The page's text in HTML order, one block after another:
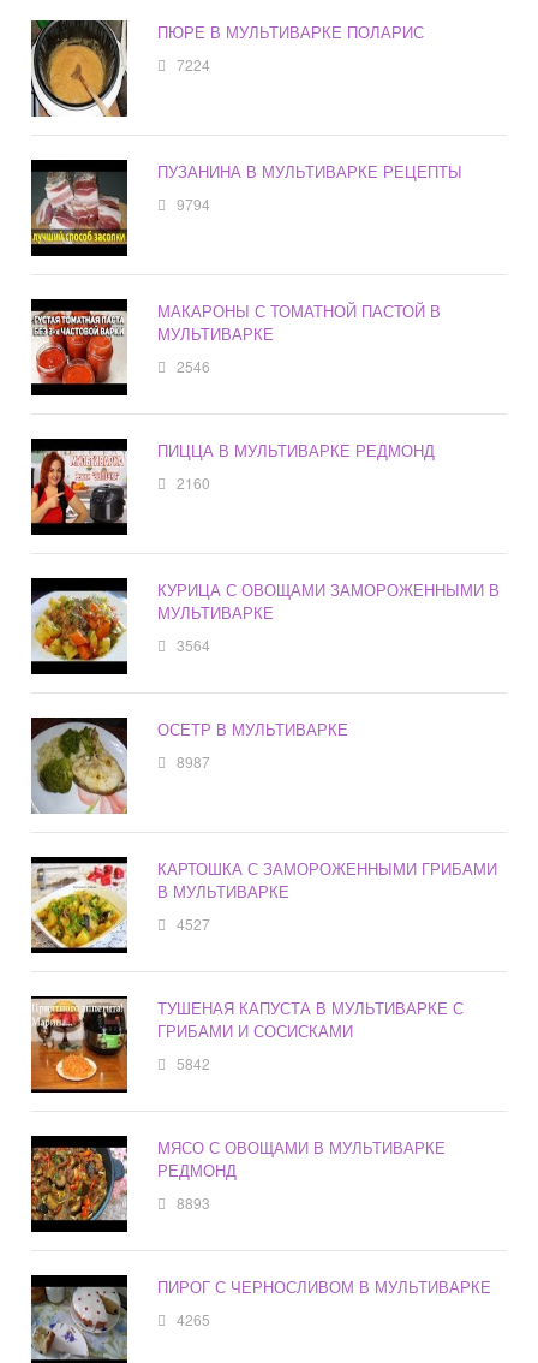
ПЮРЕ В МУЛЬТИВАРКЕ ПОЛАРИС
7224
ПУЗАНИНА В МУЛЬТИВАРКЕ РЕЦЕПТЫ
9794
МАКАРОНЫ С ТОМАТНОЙ ПАСТОЙ В
МУЛЬТИВАРКЕ
2546
ПИЦЦА В МУЛЬТИВАРКЕ РЕДМОНД
2160
КУРИЦА С ОВОЩАМИ ЗАМОРОЖЕННЫМИ В
МУЛЬТИВАРКЕ
3564
ОСЕТР В МУЛЬТИВАРКЕ
8987
КАРТОШКА С ЗАМОРОЖЕННЫМИ ГРИБАМИ
В МУЛЬТИВАРКЕ
4527
ТУШЕНАЯ КАПУСТА В МУЛЬТИВАРКЕ С
ГРИБАМИ И СОСИСКАМИ
5842
МЯСО С ОВОЩАМИ В МУЛЬТИВАРКЕ
РЕДМОНД
8893
ПИРОГ С ЧЕРНОСЛИВОМ В МУЛЬТИВАРКЕ
4265